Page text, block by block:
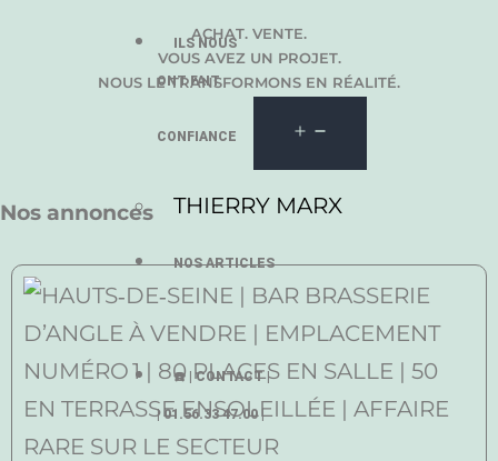
ILS NOUS
ONT FAIT
CONFIANCE
THIERRY MARX
NOS ARTICLES
☎️ | CONTACT |
| 01.56.33 47.00 |
ACHAT. VENTE.
VOUS AVEZ UN PROJET.
NOUS LE TRANSFORMONS EN RÉALITÉ.
Nos annonces